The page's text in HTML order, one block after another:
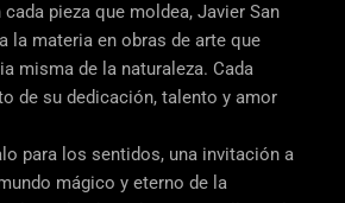
pieza que moldea, Javier San
la materia en obras de arte que
misma de la naturaleza. Cada
de su dedicación, talento y amor
para los sentidos, una invitación a
mágico y eterno de la